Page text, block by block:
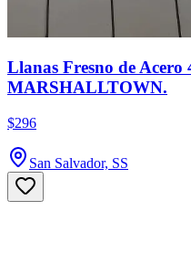
Llanas Fresno de
MARSHALLTOWN.
$296
San Salvador, SS